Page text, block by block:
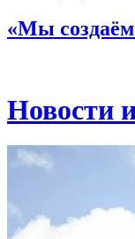
«Мы создаём
Новости